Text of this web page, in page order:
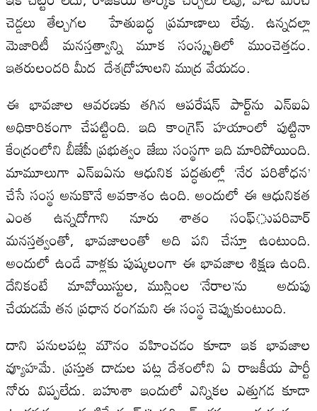
చెడ్డలు తేల్చగల హేతుబద్ధ ప్రమాణాలు లేవు. ఉన్నదల్లా
మెజారిటీ మనస్తత్వాన్ని మూక సంస్కృతిలో ముంచెత్తడం.
ఇతరులందరి మీద దేశద్రోహులని ముద్ర వేయడం.
ఈ భావజాల ఆవరణకు తగిన ఆపరేషన్‌ పార్ట్‌ను ఎన్‌ఐఏ
అధికారికంగా చేపట్టింది. ఇది కాంగ్రెస్‌ హయాంలో పుట్టినా
కేంద్రంలోని బీజేపీ ప్రభుత్వం జేబు సంస్థగా ఇది మారిపోయింది.
మామూలుగా ఎన్‌ఐఏను ఆధునిక పద్ధతుల్లో ‘నేర పరిశోధన’
చేసే సంస్థ అనుకొనే అవకాశం ఉంది. అందులో ఈ ఆధునికత
ఎంత ఉన్నదోగాని నూరు శాతం సంఫ్‌ుపరివార్‌
మనస్తత్వంతో, భావజాలంతో అది పని చేస్తూ ఉంటుంది.
అందులో ఉండే వాళ్లకు పుష్కలంగా ఈ భావజాల శిక్షణ ఉంది.
దేనికంటే మావోయిస్టుల, ముస్లింల ‘నేరాల’ను అదుపు
చేయడమే తన ప్రధాన రంగమని ఈ సంస్థ చెప్పుకుంటుంది.
దాని పనులపట్ల మౌనం వహించడం కూడా ఇక భావజాల
వ్యూహమే. ప్రస్తుత దాడుల పట్ల దేశంలోని ఏ రాజకీయ పార్టీ
నోరు విప్పలేదు. బహుశా ఇందులో ఎన్నికల ఎత్తుగడ కూడా